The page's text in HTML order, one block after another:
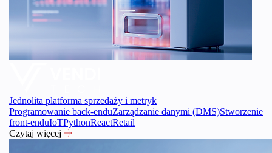
Jednolita platforma sprzedaży i metryk
Programowanie back-enduZarządzanie danymi (DMS)Stworzenie
front-enduIoTPythonReactRetail
Czytaj więcej